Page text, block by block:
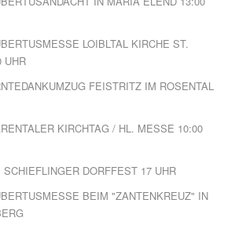
LOIBLTAL KIRCHE ST.
UHR
FEISTRITZ IM ROSENTAL
KIRCHTAG / HL. MESSE 10:00
SCHIEFLINGER DORFFEST 17 UHR
BEIM "ZANTENKREUZ" IN